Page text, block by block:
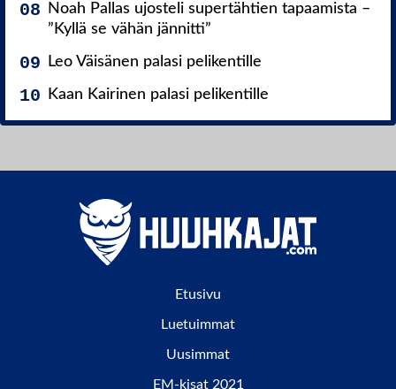
Noah Pallas ujosteli supertähtien tapaamista –
”Kyllä se vähän jännitti”
Leo Väisänen palasi pelikentille
Kaan Kairinen palasi pelikentille
Etusivu
Luetuimmat
Uusimmat
EM-kisat 2021